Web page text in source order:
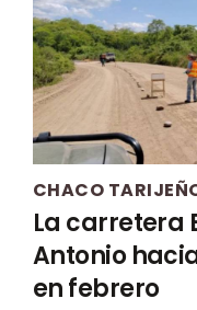
CHACO
La carretera
Antonio
en febrero